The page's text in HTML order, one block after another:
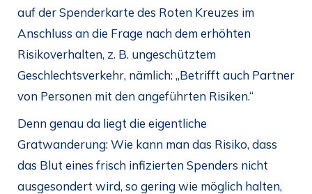
auf der Spenderkarte des Roten Kreuzes im
Anschluss an die Frage nach dem erhöhten
Risikoverhalten, z. B. ungeschütztem
Geschlechtsverkehr, nämlich: „Betrifft auch Partner
von Personen mit den angeführten Risiken.“
Denn genau da liegt die eigentliche
Gratwanderung: Wie kann man das Risiko, dass
das Blut eines frisch infizierten Spenders nicht
ausgesondert wird, so gering wie möglich halten,